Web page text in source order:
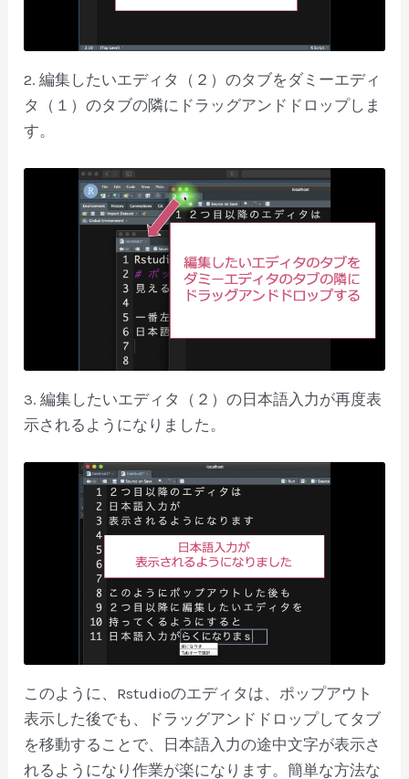
2. 編集したいエディタ（２）のタブをダミーエディ
タ（１）のタブの隣にドラッグアンドドロップしま
す。
3. 編集したいエディタ（２）の日本語入力が再度表
示されるようになりました。
このように、Rstudioのエディタは、ポップアウト
表示した後でも、ドラッグアンドドロップしてタブ
を移動することで、日本語入力の途中文字が表示さ
れるようになり作業が楽になります。簡単な方法な